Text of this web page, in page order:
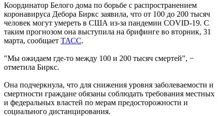
Координатор Белого дома по борьбе с распространением
коронавируса Дебора Биркс заявила, что от 100 до 200 тысяч
человек могут умереть в США из-за пандемии COVID-19. С
таким прогнозом она выступила на брифинге во вторник, 31
марта, сообщает ТАСС.
"Мы ожидаем где-то между 100 и 200 тысяч смертей", −
отметила Биркс.
Она подчеркнула, что для снижения уровня заболеваемости и
смертности граждане обязаны соблюдать требования местных
и федеральных властей по мерам предосторожности и
социального дистанцирования.